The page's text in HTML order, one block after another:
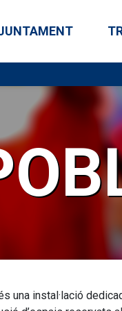
una instal·lació